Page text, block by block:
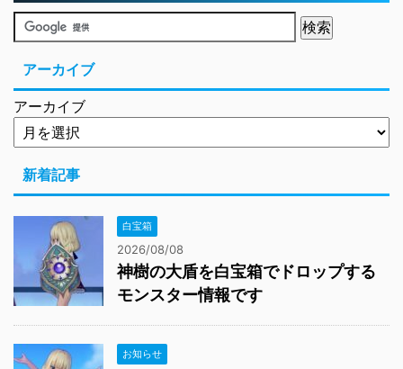
アーカイブ
アーカイブ
新着記事
白宝箱
2026/08/08
神樹の大盾を白宝箱でドロップする
モンスター情報です
お知らせ